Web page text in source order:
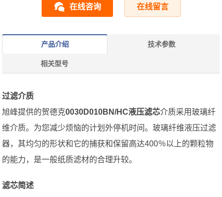
在线咨询 在线留言
产品介绍 技术参数
相关型号
过滤介质
旭峰提供的贺德克0030D010BN/HC液压滤芯介质采用玻璃纤
维介质。为您减少烦恼的计划外停机时间。玻璃纤维液压过滤
器，其均匀的形状和它的捕获和保留高达400％以上的颗粒物
的能力，是一般纸质滤材的合理升较。
滤芯简述